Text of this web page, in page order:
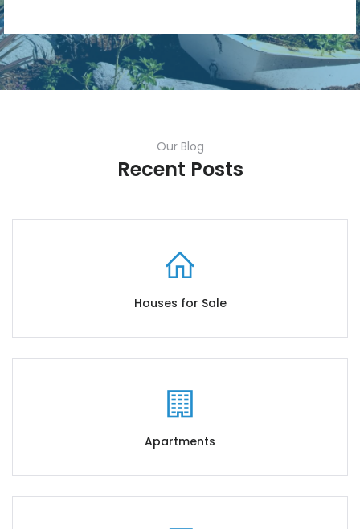
|-Parking
Our Blog
Recent Posts
Houses for Sale
Apartments